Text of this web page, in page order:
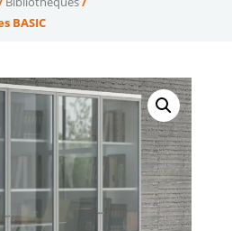
BASIC